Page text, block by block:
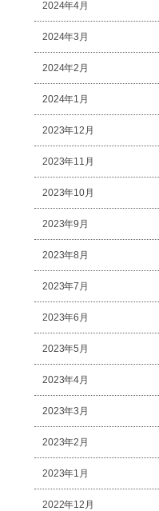
2024年4月
2024年3月
2024年2月
2024年1月
2023年12月
2023年11月
2023年10月
2023年9月
2023年8月
2023年7月
2023年6月
2023年5月
2023年4月
2023年3月
2023年2月
2023年1月
2022年12月